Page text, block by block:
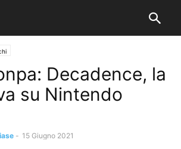
Decadence, la
su Nintendo
- 15 Giugno 2021